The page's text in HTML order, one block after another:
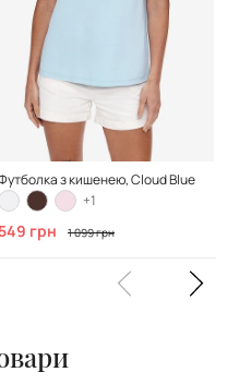
з кишенею, Cloud Blue
+1
549 грн 1 099 грн